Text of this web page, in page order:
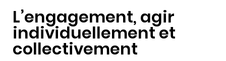
L’engagement, agir
individuellement et
collectivement